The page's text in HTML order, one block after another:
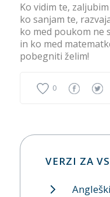
Ko vidim te, zaljubim
ko sanjam te,
ko med poukom ne
in ko med
pobegniti želim!
0
VERZI ZA